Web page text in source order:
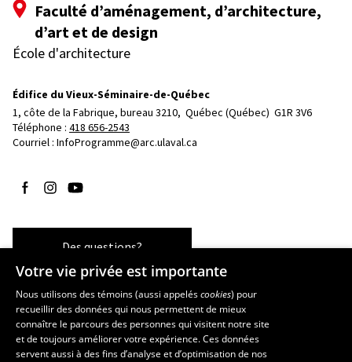
Faculté d’aménagement, d’architecture,
d’art et de design
École d'architecture
Édifice du Vieux-Séminaire-de-Québec
1, côte de la Fabrique, bureau 3210, Québec (Québec)  G1R 3V6
Téléphone : 418 656-2543
Courriel : InfoProgramme@arc.ulaval.ca
Suivez-nous sur Facebook
Suivez-nous sur Instagram
Suivez-nous sur YouTube
Des questions?
Les écoles et la recherche
École d’art
École supérieure d’aménagement du territoire et de développement
Votre vie privée est importante
Nous utilisons des témoins (aussi appeléscookies) pour
recueillir des données qui nous permettent de mieux
connaître le parcours des personnes qui visitent notre site
et de toujours améliorer votre expérience. Ces données
servent aussi à des fins d’analyse et d’optimisation de nos